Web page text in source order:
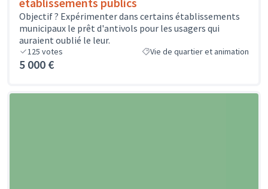
Objectif ? Expérimenter dans certains établissements
municipaux le prêt d'antivols pour les usagers qui
auraient oublié le leur.
125 votes Vie de quartier et animation
5 000 €